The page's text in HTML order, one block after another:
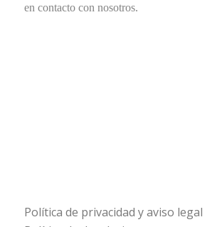
en contacto con nosotros.
Política de privacidad y aviso legal